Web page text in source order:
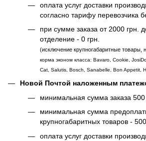
оплата услуг доставки
согласно тарифу перевозчика
при сумме заказа от 2000 грн.
отделение - 0 грн.
(исключение крупногабаритные товары,
корма эконом класса: Bavaro, Cookie,
Cat, Salutis, Bosch, Sanabelle, Bon Appetit,
Новой Почтой наложенным
минимальная сумма заказа 500
минимальная сумма
крупногабаритных товаров -
оплата услуг доставки